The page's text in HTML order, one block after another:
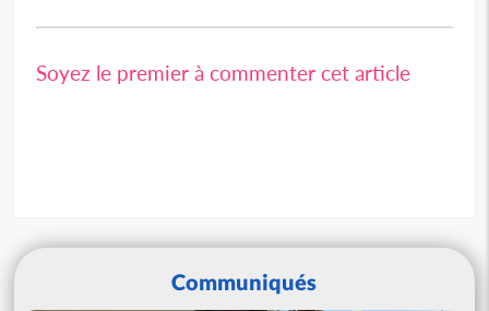
Soyez le premier à commenter cet article
Communiqués